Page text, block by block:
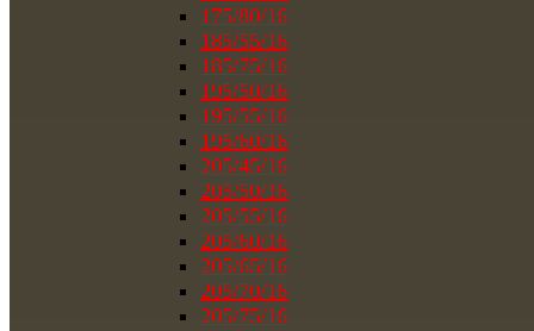
175/80/16
185/55/16
185/75/16
195/50/16
195/55/16
195/60/16
205/45/16
205/50/16
205/55/16
205/60/16
205/65/16
205/70/16
205/75/16